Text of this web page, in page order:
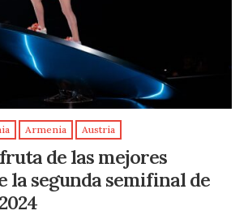
Armenia Austria
de las mejores
la segunda semifinal de